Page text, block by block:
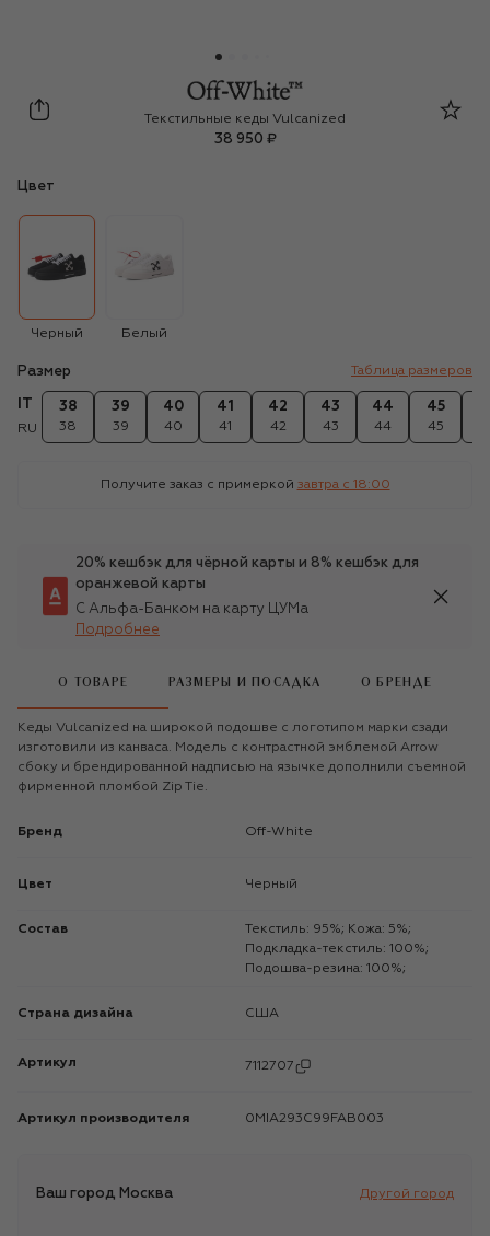
Off-White
Текстильные кеды Vulcanized
38 950 ₽
Цвет
Черный Белый
Размер Таблица размеров
RU
38
38
39
39
40
40
41
41
42
42
43
43
44
44
45
45
Получите заказ с примеркой завтра c 18:00
20% кешбэк для чёрной карты и 8% кешбэк для
оранжевой карты
С Альфа-Банком на карту ЦУМа
Подробнее
О ТОВАРЕ РАЗМЕРЫ И ПОСАДКА О БРЕНДЕ
Кеды Vulcanized на широкой подошве с логотипом марки сзади
изготовили из канваса. Модель с контрастной эмблемой Arrow
сбоку и брендированной надписью на язычке дополнили съемной
фирменной пломбой Zip Tie.
Бренд Off-White
Цвет Черный
Состав
Текстиль: 95%; Кожа: 5%;
Подкладка-текстиль: 100%;
Подошва-резина: 100%;
Страна дизайна США
Артикул 7112707
Артикул производителя 0MIA293C99FAB003
Ваш город Москва Другой город